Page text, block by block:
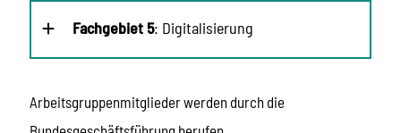
Fachgebiet 5: Digitalisierung
Arbeitsgruppenmitglieder werden durch die